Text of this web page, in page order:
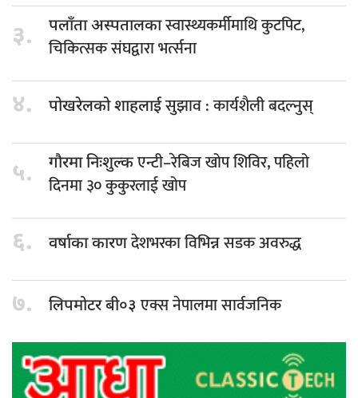
३. पलाँता अस्पतालकास्वास्थ्यकर्मीमाथि कुटपिट,
चिकित्सक संघद्वारा भर्त्सना
४. पोखरेलको शाहलाईसुझाव : कार्यशैली बदल्नुस्
५. गौरमा निःशुल्कएन्टी–रेबिज खोप शिविर, पहिलो
दिनमा ३० कुकुरलाई खोप
६. वर्षाका कारणदेशभरका विभिन्न सडक अवरुद्ध
७. लिपमोटर बी०३एक्स नेपालमा सार्वजनिक